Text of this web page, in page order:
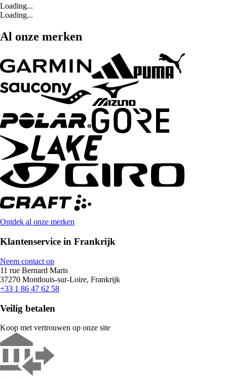
Loading...
Loading...
Al onze merken
Ontdek al onze merken
Klantenservice in Frankrijk
Neem contact op
11 rue Bernard Maris
37270 Montlouis-sur-Loire, Frankrijk
+33 1 86 47 62 58
Veilig betalen
Koop met vertrouwen op onze site